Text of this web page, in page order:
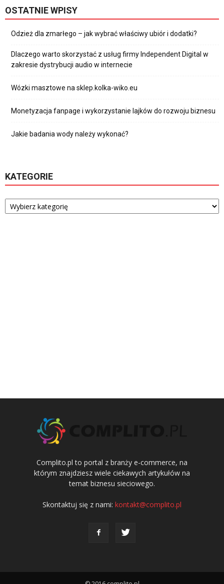
OSTATNIE WPISY
Odzież dla zmarłego – jak wybrać właściwy ubiór i dodatki?
Dlaczego warto skorzystać z usług firmy Independent Digital w
zakresie dystrybucji audio w internecie
Wózki masztowe na sklep.kolka-wiko.eu
Monetyzacja fanpage i wykorzystanie lajków do rozwoju biznesu
Jakie badania wody należy wykonać?
KATEGORIE
Kategorie
Complito.pl to portal z branży e-commerce, na
którym znajdziesz wiele ciekawych artykułów na
temat biznesu sieciowego.
Skontaktuj się z nami: kontakt@complito.pl